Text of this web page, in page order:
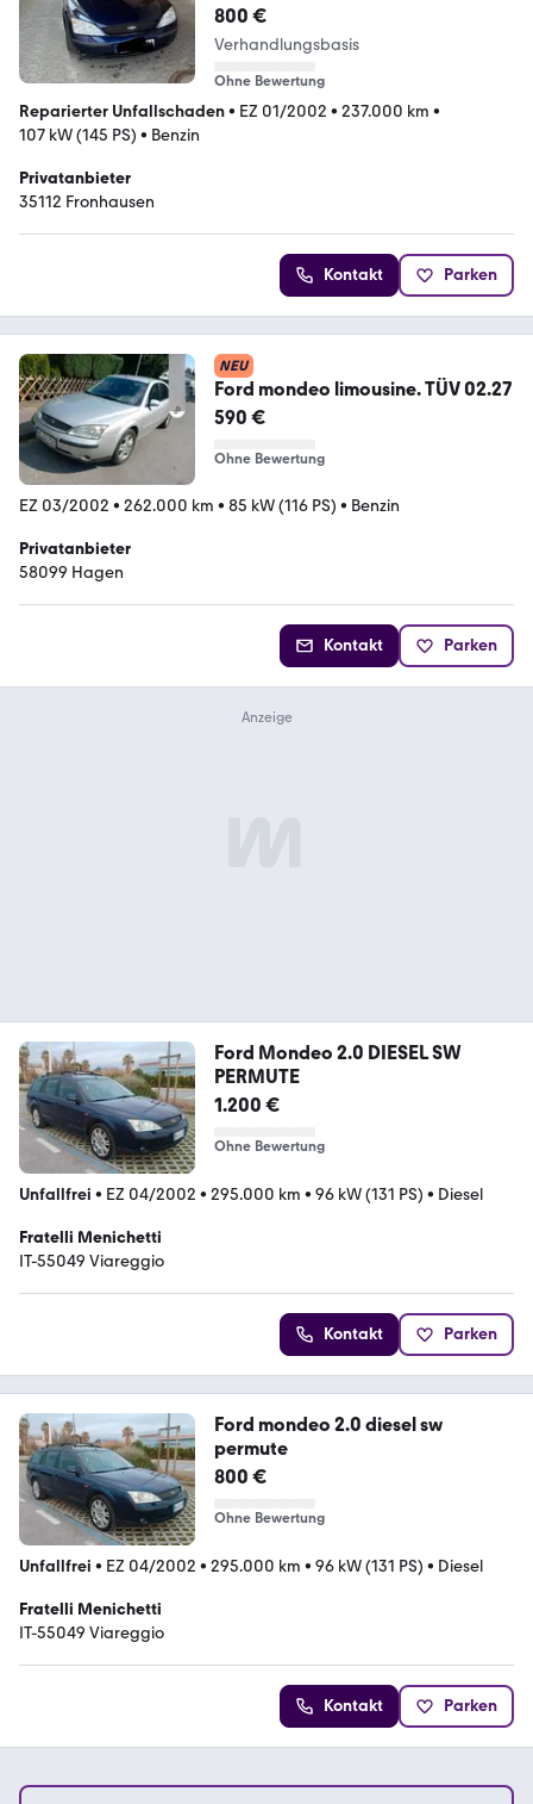
800 €
Verhandlungsbasis
Ohne Bewertung
Reparierter Unfallschaden• EZ 01/2002 • 237.000 km •
107 kW (145 PS) • Benzin
Privatanbieter
35112 Fronhausen
Kontakt Parken
NEU
Ford mondeo limousine. TÜV 02.27
590 €
Ohne Bewertung
EZ 03/2002 • 262.000 km • 85 kW (116 PS) • Benzin
Privatanbieter
58099 Hagen
Kontakt Parken
Ford Mondeo 2.0 DIESEL SW
PERMUTE
1.200 €
Ohne Bewertung
Unfallfrei • EZ 04/2002 • 295.000 km • 96 kW (131 PS) • Diesel
Fratelli Menichetti
IT-55049 Viareggio
Kontakt Parken
Ford mondeo 2.0 diesel sw
permute
800 €
Ohne Bewertung
Unfallfrei • EZ 04/2002 • 295.000 km • 96 kW (131 PS) • Diesel
Fratelli Menichetti
IT-55049 Viareggio
Kontakt Parken